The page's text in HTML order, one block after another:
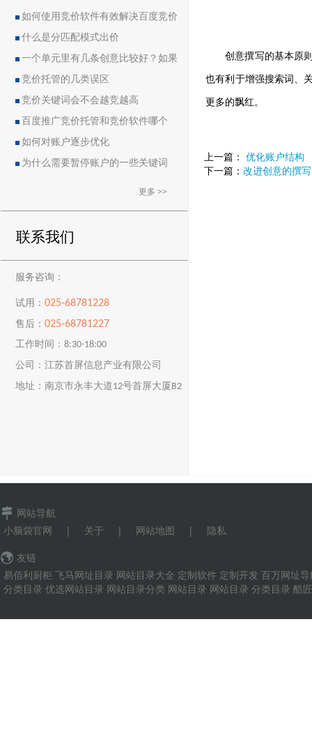
如何使用竞价软件有效解决百度竞价
中的恶点问题
什么是分匹配模式出价
一个单元里有几条创意比较好？如果
删除创意会导致账户流量突然下降吗？
竞价托管的几类误区
竞价关键词会不会越竞越高
百度推广竞价托管和竞价软件哪个
好？
如何对账户逐步优化
为什么需要暂停账户的一些关键词
更多 >>
联系我们
服务咨询：
试用：025-68781228
售后：025-68781227
工作时间：8:30-18:00
公司：江苏首屏信息产业有限公司
地址：南京市永丰大道12号首屏大厦B2
创意撰写的基本原
也有利于增强搜索词、
更多的飘红。
上一篇： 优化账户结构
下一篇： 改进创意的撰
网站导航
小脑袋官网
| 关于 | 网站地图 | 隐私
友链
易佰利厨柜 飞马网址目录 网站目录大全 定制软件 定制开发 百万网址
分类目录 优选网站目录 网站目录分类 网站目录 网站目录 分类目录 酷